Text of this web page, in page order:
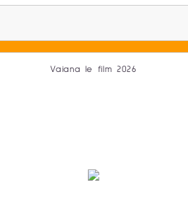
Vaiana le film 2026